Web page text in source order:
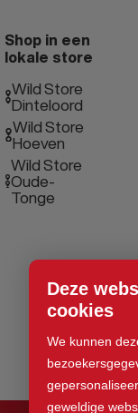
Deze
cookies
We kunnen
geweldige
Shop in een
lokale store
Wild Store
Dinteloord
Wild Store
Hoeven
Wild Store
Oude-
Tonge